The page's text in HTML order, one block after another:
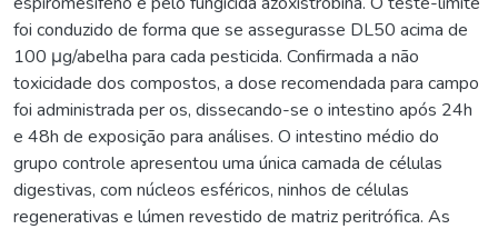
foi conduzido de forma que se assegurasse DL50 acima de
100 μg/abelha para cada pesticida. Confirmada a não
toxicidade dos compostos, a dose recomendada para campo
foi administrada per os, dissecando-se o intestino após 24h
e 48h de exposição para análises. O intestino médio do
grupo controle apresentou uma única camada de células
digestivas, com núcleos esféricos, ninhos de células
regenerativas e lúmen revestido de matriz peritrófica. As